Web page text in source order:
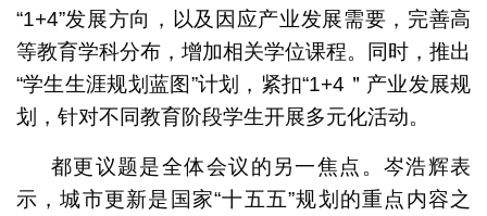
“1+4”发展方向，以及因应产业发展需要，完善高
等教育学科分布，增加相关学位课程。同时，推出
“学生生涯规划蓝图”计划，紧扣“1+4＂产业发展规
划，针对不同教育阶段学生开展多元化活动。
都更议题是全体会议的另一焦点。岑浩辉表
示，城市更新是国家“十五五”规划的重点内容之